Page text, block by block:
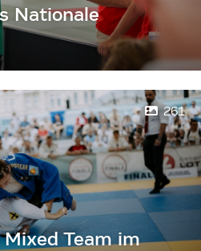
Nationale
261
Team im